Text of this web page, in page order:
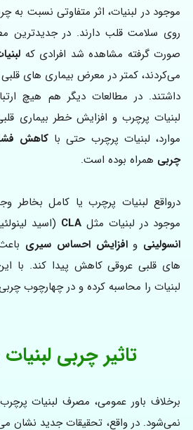
موجود در لبنیات، اثر متفاوتی نسبت به
روی سلامت قلب دارند. در جدیدترین
صورت گرفته مشاهده شد افرادی که
می‌کردند، کمتر در معرض بیماری های
داشتند. در مطالعات دیگر هم هیچ
لبنیات پرچرب و افزایش خطر بیماری
موارد، لبنیات پرچرب حتی با کاهش
چربی همراه بوده است.
درواقع لبنیات پرچرب یا کامل
موجود در لبنیات مثل CLA (اسید
انسولینی وافزایش احساس سیری
های قلبی عروقی کاهش پیدا کند. با
لبنیات را محاسبه کرده و در چهارچوب
تاثیر چربی
برخلاف باور عمومی، مصرف لبنیات
نمی‌شود. در واقع، تحقیقات جدید نشان